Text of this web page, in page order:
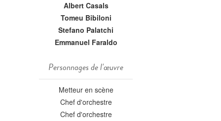
Albert Casals
Tomeu Bibiloni
Stefano Palatchi
Emmanuel Faraldo
Personnages de l'œuvre
Metteur en scène
Chef d'orchestre
Chef d'orchestre